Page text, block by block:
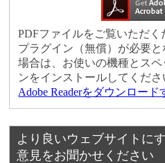
PDFファイルをご覧いただく
プラグイン（無償）が必要
場合は、お使いの機種とス
ンをインストールしてくださ
Adobe Readerをダウンロード
より良いウェブサイトに
意見をお聞かせください